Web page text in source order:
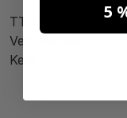
TTR Zebra
VersandEtikett,
Kern
5